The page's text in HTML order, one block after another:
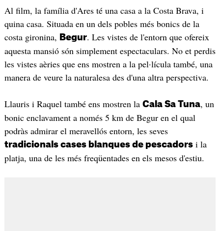
Al film, la família d'Ares té una casa a la Costa Brava, i
quina casa. Situada en un dels pobles més bonics de la
costa gironina, Begur. Les vistes de l'entorn que ofereix
aquesta mansió són simplement espectaculars. No et perdis
les vistes aèries que ens mostren a la pel·lícula també, una
manera de veure la naturalesa des d'una altra perspectiva.
Llauris i Raquel també ens mostren la Cala Sa Tuna, un
bonic enclavament a només 5 km de Begur en el qual
podràs admirar el meravellós entorn, les seves
tradicionals cases blanques de pescadorsi la
platja, una de les més freqüentades en els mesos d'estiu.